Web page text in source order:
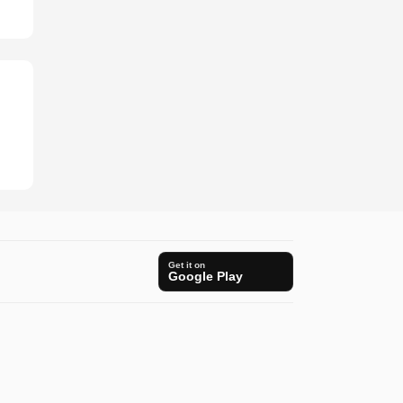
Get it on
Google Play